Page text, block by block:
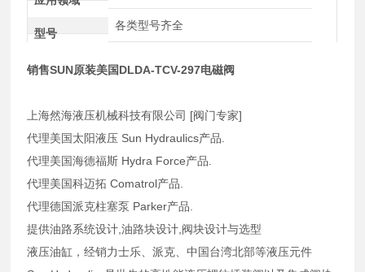
型号
各类型号齐全
销售SUN原装美国DLDA-TCV-297电磁阀
上海然海液压机械科技有限公司 [阀门专家]
代理美国太阳液压 Sun Hydraulics产品.
代理美国海德福斯 Hydra Force产品.
代理美国科迈拓 Comatrol产品.
代理德国派克柱塞泵 Parker产品.
提供油路系统设计,油路块设计,阀块设计与选型
液压油缸，经销力士乐、派克、中国台湾北部等液压元件